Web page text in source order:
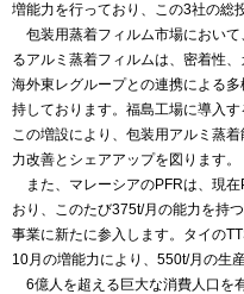
増能力を行っており、この3社の総
包装用蒸着フィルム市場において
るアルミ蒸着フィルムは、密着性
海外東レグループとの連携による
持しております。福島工場に導入
この増設により、包装用アルミ蒸
力改善とシェアアップを図ります。
また、マレーシアのPFRは、現
おり、このたび375t/月の能力を持
事業に新たに参入します。タイの
10月の増能力により、550t/月の生
6億人を超える巨大な消費人口を